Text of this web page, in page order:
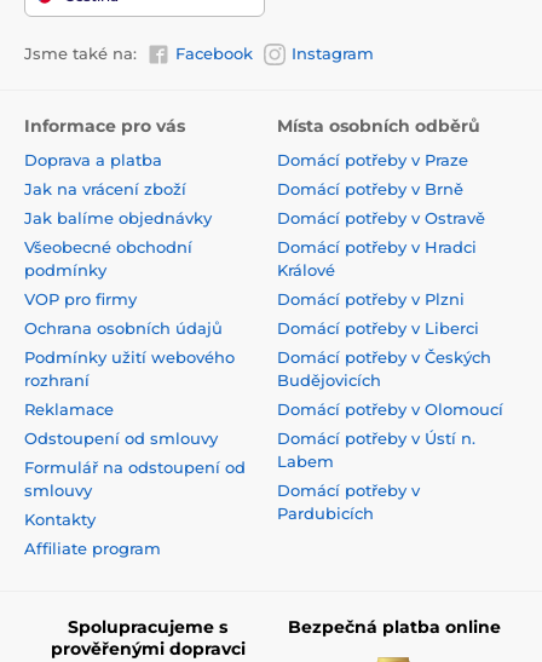
Jsme také na: Facebook Instagram
Informace pro vás
Doprava a platba
Jak na vrácení zboží
Jak balíme objednávky
Všeobecné obchodní
podmínky
VOP pro firmy
Ochrana osobních údajů
Podmínky užití webového
rozhraní
Reklamace
Odstoupení od smlouvy
Formulář na odstoupení od
smlouvy
Kontakty
Affiliate program
Místa osobních odběrů
Domácí potřeby v Praze
Domácí potřeby v Brně
Domácí potřeby v Ostravě
Domácí potřeby v Hradci
Králové
Domácí potřeby v Plzni
Domácí potřeby v Liberci
Domácí potřeby v Českých
Budějovicích
Domácí potřeby v Olomoucí
Domácí potřeby v Ústí n.
Labem
Domácí potřeby v
Pardubicích
Spolupracujeme s
prověřenými dopravci
Bezpečná platba online